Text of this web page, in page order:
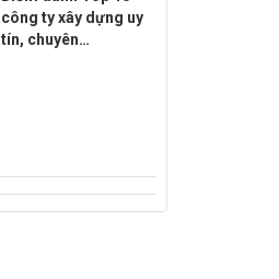
công ty xây dựng uy
tín, chuyên…